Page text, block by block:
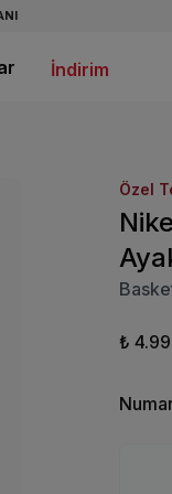
İndirim
Özel
₺